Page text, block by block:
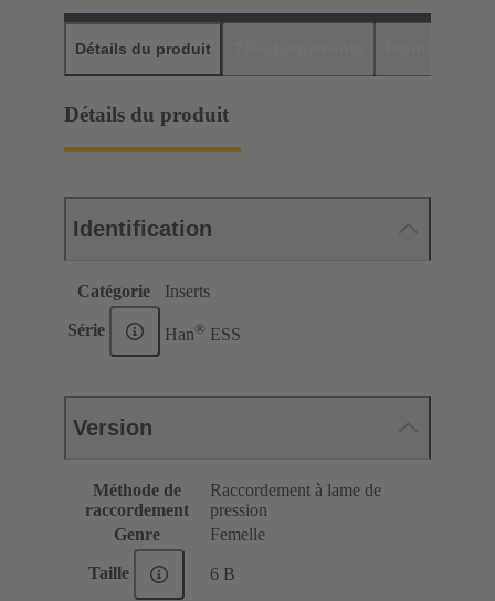
Détails du produit
Détails du produit
Identification
Catégorie Inserts
Série Han® ESS
Version
Méthode de
raccordement
Raccordement à lame de
pression
Genre
Femelle
Taille 6 B